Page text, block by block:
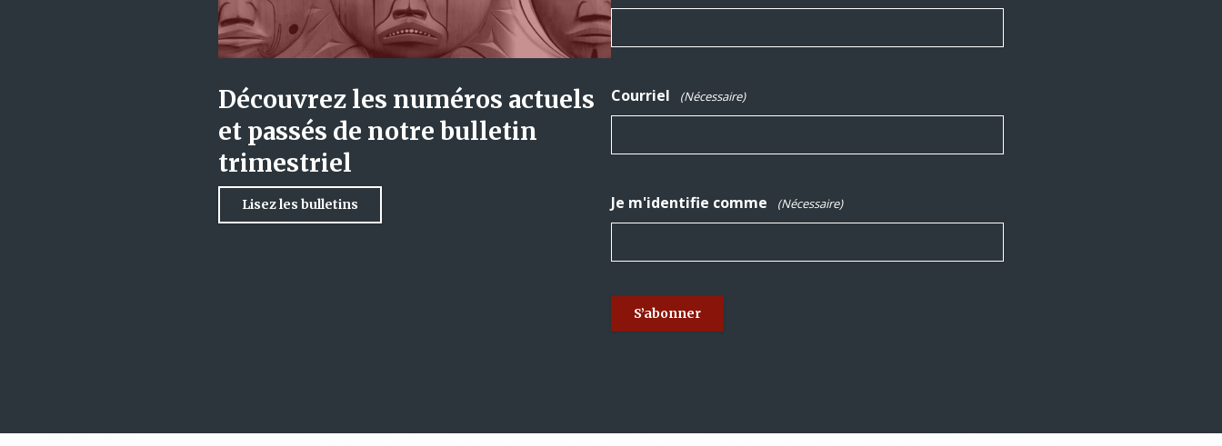
Découvrez les numéros actuels
et passés de notre bulletin
trimestriel
Lisez les bulletins
Courriel (Nécessaire)
Je m'identifie comme (Nécessaire)